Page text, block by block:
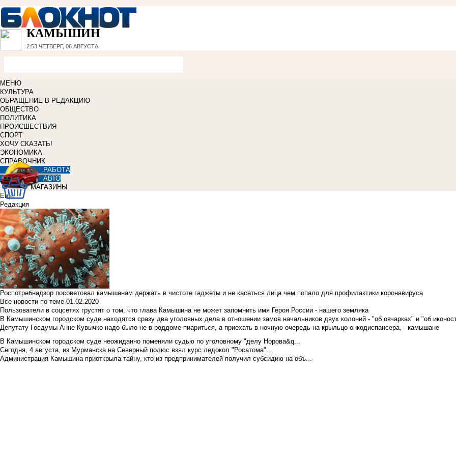
КАМЫШИН
2:53 ЧЕТВЕРГ, 06 АВГУСТА
МЕНЮ
КУЛЬТУРА
ОБРАЩЕНИЕ В РЕДАКЦИЮ
ОБЩЕСТВО
ПОЛИТИКА
ПРОИСШЕСТВИЯ
СПОРТ
ХОЧУ СКАЗАТЬ!
ЭКОНОМИКА
СПРАВОЧНИК
РАБОТА
АВТО
МАГАЗИНЫ
Еще
Редакция
Роспотребнадзор посоветовал камышанам держать в чистоте гаджеты и не касаться лица чем попало для профилактики коронавируса
Все новости по теме 01.02.2020
Пользователи в соцсетях грустят о том, что глава Камышина не может запомнить имя Героя России - нашего земляка
В Камышинском городском суде находятся сразу два уголовных дела в отношении замов начальников двух колоний - "об овчарках" и "об
Депутату Госдумы Анне Кувычко надо было не в роддоме пиариться, а приехать в ночную очередь на крыльцо онкодиспансера, - камышане
В Камышинском городском суде неожиданно поменяли судью по уголовному "делу Норова&q...
Сегодня, 4 августа, из Мурманска на Северный полюс взял курс ледокол "Росатома"...
Администрация Камышина приоткрыла тайну, кто из предпринимателей получил субсидию на объ...